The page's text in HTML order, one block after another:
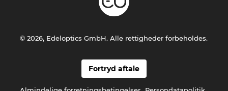
Fortryd aftale
© 2026, Edeloptics GmbH. Alle rettigheder forbeholdes.